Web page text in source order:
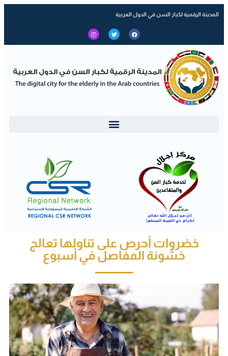
المدينة الرقمية لكبار السن في الدول العربية
خضروات أحرص على تناولها تعالج
خشونة المفاصل في أسبوع